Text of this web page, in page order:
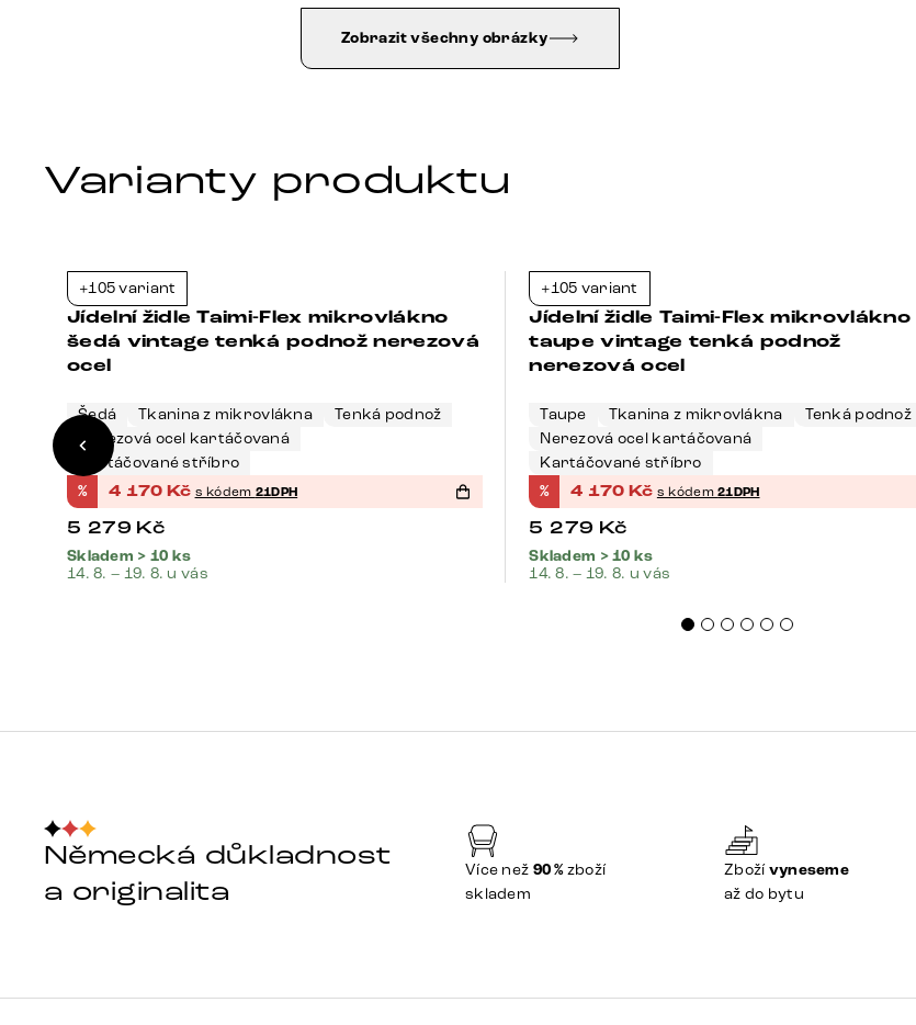
Zobrazit všechny obrázky
Varianty produktu
+105 variant
Jídelní židle Taimi-Flex mikrovlákno
šedá vintage tenká podnož nerezová
ocel
Šedá Tkanina z mikrovlákna
Tenká podnož
Nerezová ocel kartáčovaná
Kartáčované stříbro
% 4 170 Kč s kódem 21DPH
5 279 Kč
Skladem > 10 ks
14. 8. – 19. 8. u vás
+105 variant
Jídelní židle Taimi-Flex mikrovlákno
taupe vintage tenká podnož
nerezová ocel
Taupe Tkanina z mikrovlákna
Tenká podnož
Nerezová ocel kartáčovaná
Kartáčované stříbro
% 4 170Kč s kódem21DPH
5 279 Kč
Skladem > 10 ks
14. 8. – 19. 8. u vás
Německá důkladnost
a originalita
Více než 90 %zboží
skladem
Zbožívyneseme
až do bytu